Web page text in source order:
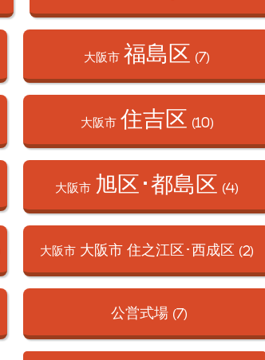
大阪市 福島区 (7)
大阪市 住吉区 (10)
大阪市 旭区･都島区 (4)
大阪市 大阪市 住之江区･西成区 (2)
公営式場 (7)